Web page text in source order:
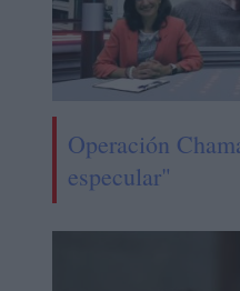
Operación
especular"